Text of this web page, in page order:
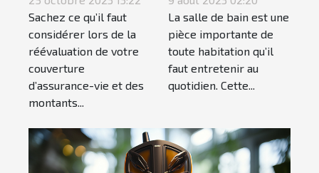
vie ?
Sachez ce qu’il faut
considérer lors de la
réévaluation de votre
couverture
d’assurance-vie et des
montants...
qu’elle soit
complète et
élégante ?
La salle de bain est une
pièce importante de
toute habitation qu’il
faut entretenir au
quotidien. Cette...